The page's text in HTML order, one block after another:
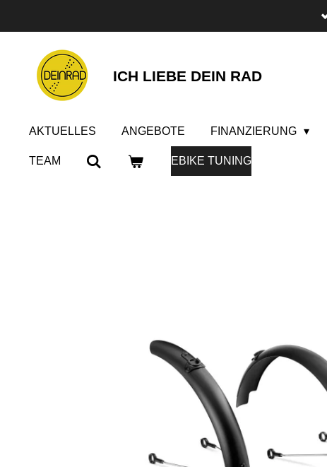
Hauptinhalt
springen
ICH LIEBE DEIN RAD
AKTUELLES ANGEBOTE FINANZIERUNG
TEAM EBIKE TUNING